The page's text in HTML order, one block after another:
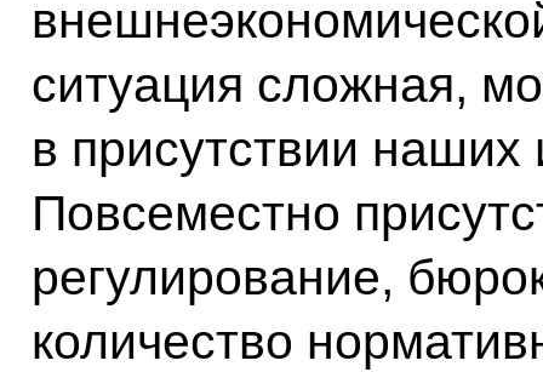
ситуация сложная,
в присутствии
Повсеместно
регулирование,
количество